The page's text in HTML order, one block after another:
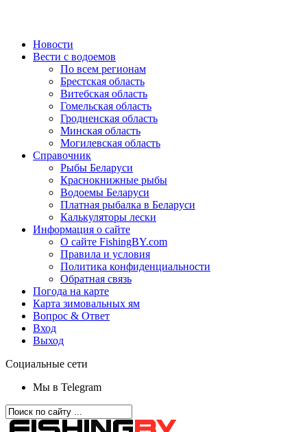
Новости
Вести с водоемов
По всем регионам
Брестская область
Витебская область
Гомельская область
Гродненская область
Минская область
Могилевская область
Справочник
Рыбы Беларуси
Краснокнижные рыбы
Водоемы Беларуси
Платная рыбалка в Беларуси
Калькуляторы лески
Информация о сайте
О сайте FishingBY.com
Правила и условия
Политика конфиденциальности
Обратная связь
Погода на карте
Карта зимовальных ям
Вопрос & Ответ
Вход
Выход
Социальные сети
Мы в Telegram